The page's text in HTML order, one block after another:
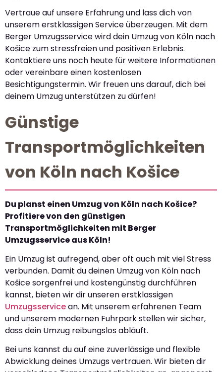
Vertraue auf unsere Erfahrung und lass dich von
unserem erstklassigen Service überzeugen. Mit dem
Berger Umzugsservice wird dein Umzug von Köln nach
Košice zum stressfreien und positiven Erlebnis.
Kontaktiere uns noch heute für weitere Informationen
oder vereinbare einen kostenlosen
Besichtigungstermin. Wir freuen uns darauf, dich bei
deinem Umzug unterstützen zu dürfen!
Günstige
Transportmöglichkeiten
von Köln nach Košice
Du planst einen Umzug von Köln nach Košice?
Profitiere von den günstigen
Transportmöglichkeiten mit Berger
Umzugsservice aus Köln!
Ein Umzug ist aufregend, aber oft auch mit viel Stress
verbunden. Damit du deinen Umzug von Köln nach
Košice sorgenfrei und kostengünstig durchführen
kannst, bieten wir dir unseren erstklassigen
Umzugsservicean. Mit unserem erfahrenen Team
und unserem modernen Fuhrpark stellen wir sicher,
dass dein Umzug reibungslos abläuft.
Bei uns kannst du auf eine zuverlässige und flexible
Abwicklung deines Umzugs vertrauen. Wir bieten dir